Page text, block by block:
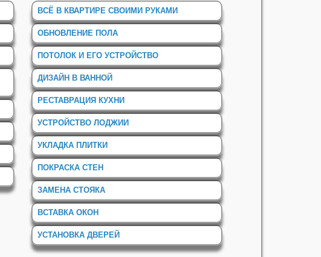
ВСЁ В КВАРТИРЕ СВОИМИ РУКАМИ
ОБНОВЛЕНИЕ ПОЛА
ПОТОЛОК И ЕГО УСТРОЙСТВО
ДИЗАЙН В ВАННОЙ
РЕСТАВРАЦИЯ КУХНИ
УСТРОЙСТВО ЛОДЖИИ
УКЛАДКА ПЛИТКИ
ПОКРАСКА СТЕН
ЗАМЕНА СТОЯКА
ВСТАВКА ОКОН
УСТАНОВКА ДВЕРЕЙ